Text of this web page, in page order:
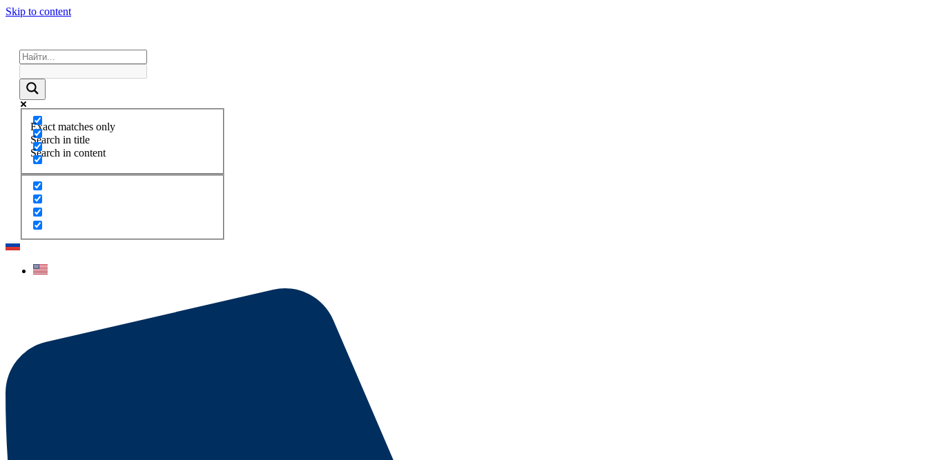
Skip to content
Exact matches only
Search in title
Search in content